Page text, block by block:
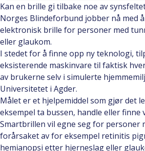
Kan en brille gi tilbake noe av
Norges Blindeforbund jobber nå med
elektronisk brille for personer med
eller glaukom.
I stedet for å finne opp ny teknologi,
eksisterende maskinvare til faktisk
av brukerne selv i simulerte
Universitetet i Agder.
Målet er et hjelpemiddel som gjør det
eksempel ta bussen, handle eller finne
Smartbrillen vil egne seg for personer
forårsaket av for eksempel retinitis
hemianopsi etter hjerneslag eller